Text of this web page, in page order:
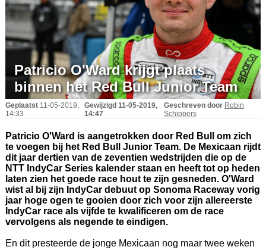
Coureurs
Teams
IndyCar 101
Indy 500
English
Patricio O'Ward krijgt plaats
binnen het Red Bull Junior Team
Geplaatst 11-05-2019,
14:33
Gewijzigd 11-05-2019,
14:47
Geschreven door Robin
Schippers
Patricio O'Ward is aangetrokken door Red Bull om zich
te voegen bij het Red Bull Junior Team. De Mexicaan rijdt
dit jaar dertien van de zeventien wedstrijden die op de
NTT IndyCar Series kalender staan en heeft tot op heden
laten zien het goede race hout te zijn gesneden. O'Ward
wist al bij zijn IndyCar debuut op Sonoma Raceway vorig
jaar hoge ogen te gooien door zich voor zijn allereerste
IndyCar race als vijfde te kwalificeren om de race
vervolgens als negende te eindigen.
En dit presteerde de jonge Mexicaan nog maar twee weken